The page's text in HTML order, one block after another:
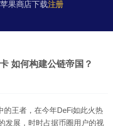
果商店下载注册
如何构建公链帝国？
的王者，在今年DeFi如此火热
发展，时时占据币圈用户的视